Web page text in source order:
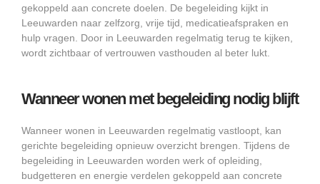
gekoppeld aan concrete doelen. De begeleiding kijkt in
Leeuwarden naar zelfzorg, vrije tijd, medicatieafspraken en
hulp vragen. Door in Leeuwarden regelmatig terug te kijken,
wordt zichtbaar of vertrouwen vasthouden al beter lukt.
Wanneer wonen met begeleiding nodig blijft
Wanneer wonen in Leeuwarden regelmatig vastloopt, kan
gerichte begeleiding opnieuw overzicht brengen. Tijdens de
begeleiding in Leeuwarden worden werk of opleiding,
budgetteren en energie verdelen gekoppeld aan concrete